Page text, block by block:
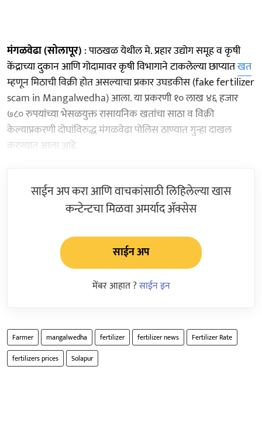
मंगळवेढा (सोलापूर) : पाठखळ येथील मे. प्रहार उद्योग समूह व कृषी
केंद्राच्या दुकान आणि गोदामावर कृषी विभागाने टाकलेल्या छाप्यातखत
म्हणून मिठाची विक्री होत असल्याचा प्रकार उघडकीस (fake fertilizer
scam in Mangalwedha) आला. या प्रकरणी १० लाख ४६ हजार
७८० रुपयांच्या भेसळयुक्त रासायनिक खतांचा साठा व विक्री
केल्याप्रकरणी दोघांविरुद्ध मंगळवेढा पोलिस ठाण्यात गुन्हा दाखल
करण्यात आला आहे.
साईन अप करा आणि वाचकांसाठी लिहिलेल्या खास
कन्टेन्टचा मिळवा अमर्याद ॲक्सेस
साईन अप
मेंबर आहात ?साईन इन
Farmer mangalwedha fertilizer fertilizer news
Fertilizer Rate
fertilizers prices
Solapur